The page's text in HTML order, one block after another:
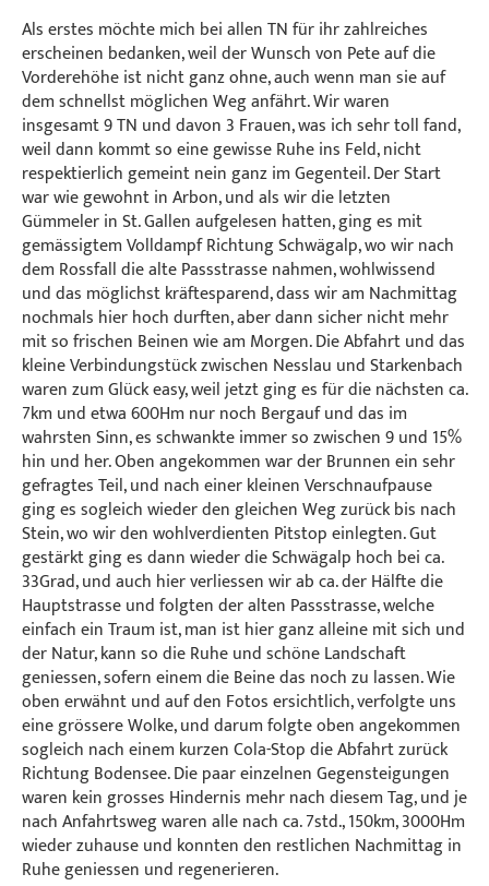
Als erstes möchte mich bei allen TN für ihr zahlreiches
erscheinen bedanken, weil der Wunsch von Pete auf die
Vorderehöhe ist nicht ganz ohne, auch wenn man sie auf
dem schnellst möglichen Weg anfährt. Wir waren
insgesamt 9 TN und davon 3 Frauen, was ich sehr toll fand,
weil dann kommt so eine gewisse Ruhe ins Feld, nicht
respektierlich gemeint nein ganz im Gegenteil. Der Start
war wie gewohnt in Arbon, und als wir die letzten
Gümmeler in St. Gallen aufgelesen hatten, ging es mit
gemässigtem Volldampf Richtung Schwägalp, wo wir nach
dem Rossfall die alte Passstrasse nahmen, wohlwissend
und das möglichst kräftesparend, dass wir am Nachmittag
nochmals hier hoch durften, aber dann sicher nicht mehr
mit so frischen Beinen wie am Morgen. Die Abfahrt und das
kleine Verbindungstück zwischen Nesslau und Starkenbach
waren zum Glück easy, weil jetzt ging es für die nächsten ca.
7km und etwa 600Hm nur noch Bergauf und das im
wahrsten Sinn, es schwankte immer so zwischen 9 und 15%
hin und her. Oben angekommen war der Brunnen ein sehr
gefragtes Teil, und nach einer kleinen Verschnaufpause
ging es sogleich wieder den gleichen Weg zurück bis nach
Stein, wo wir den wohlverdienten Pitstop einlegten. Gut
gestärkt ging es dann wieder die Schwägalp hoch bei ca.
33Grad, und auch hier verliessen wir ab ca. der Hälfte die
Hauptstrasse und folgten der alten Passstrasse, welche
einfach ein Traum ist, man ist hier ganz alleine mit sich und
der Natur, kann so die Ruhe und schöne Landschaft
geniessen, sofern einem die Beine das noch zu lassen. Wie
oben erwähnt und auf den Fotos ersichtlich, verfolgte uns
eine grössere Wolke, und darum folgte oben angekommen
sogleich nach einem kurzen Cola-Stop die Abfahrt zurück
Richtung Bodensee. Die paar einzelnen Gegensteigungen
waren kein grosses Hindernis mehr nach diesem Tag, und je
nach Anfahrtsweg waren alle nach ca. 7std., 150km, 3000Hm
wieder zuhause und konnten den restlichen Nachmittag in
Ruhe geniessen und regenerieren.